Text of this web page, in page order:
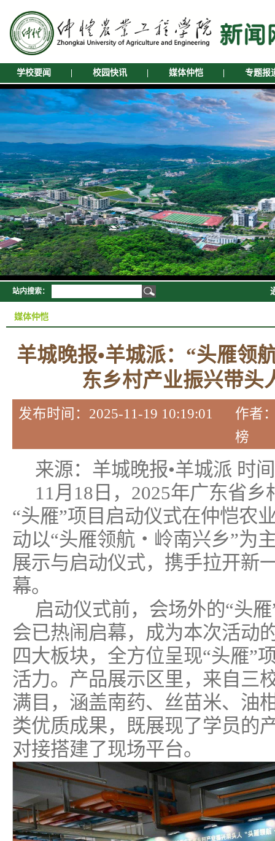
学校要闻 校园快讯 媒体仲恺 专题报
站内搜索：
媒体仲恺
羊城晚报•羊城派：“头雁领
东乡村产业振兴带头
发布时间：2025-11-19 10:19:01 作
榜
来源：羊城晚报•羊城派 时
11月18日，2025年广东省
“头雁”项目启动仪式在仲恺农
动以“头雁领航・岭南兴乡”为
展示与启动仪式，携手拉开新
幕。
启动仪式前，会场外的“头
会已热闹启幕，成为本次活动
四大板块，全方位呈现“头雁”
活力。产品展示区里，来自三
满目，涵盖南药、丝苗米、油
类优质成果，既展现了学员的
对接搭建了现场平台。